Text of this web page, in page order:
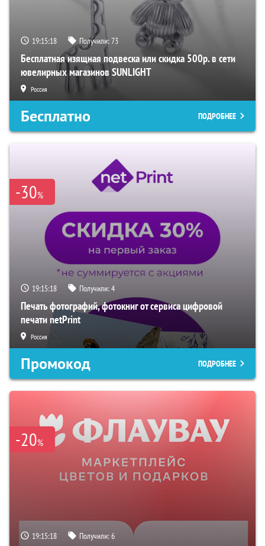
19:15:17 Получили:73
Бесплатная изящная подвеска или скидка 500р. в сети
ювелирных магазинов SUNLIGHT
Россия
Бесплатно ПОДРОБНЕЕ
-30%
19:15:17 Получили:4
Печать фотографий, фотокниг от сервиса цифровой
печати netPrint
Россия
Промокод ПОДРОБНЕЕ
-20%
19:15:17 Получили:6